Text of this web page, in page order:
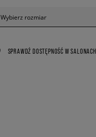
Wybierz rozmiar
SPRAWDŹ DOSTĘPNOŚĆ W SALONACH